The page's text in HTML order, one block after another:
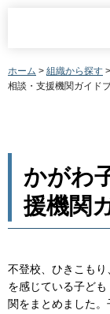
ホーム > 組織から探す >
相談・支援機関ガイド
かがわ
援機関
不登校、ひきこもり
を感じている子ど
関をまとめました